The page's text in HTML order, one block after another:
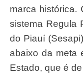
marca histórica.
sistema Regula
do Piauí
abaixo da meta
Estado, que é